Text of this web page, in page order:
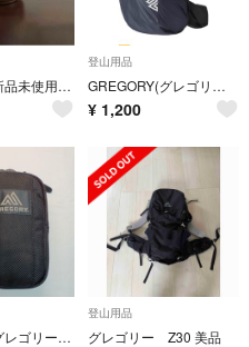
【非売品】新品未使用 GREGORY ダイネックスマグカップ 40周年限定
登山用品
GREGORY(グレゴリー) レインカバー
¥ 1,200
GREGORYグレゴリー 新品未使用 クイックパデッドケース Mサイズ
登山用品
グレゴリー Z30 美品